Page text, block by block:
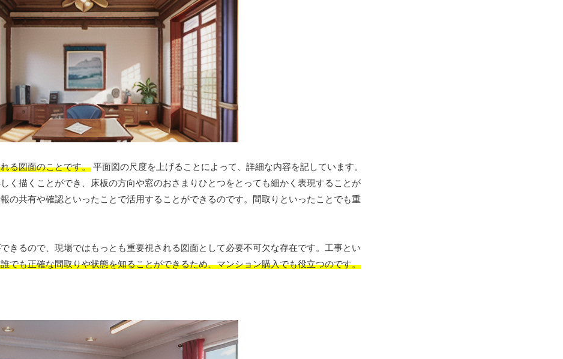
る図面のことです。 平面図の尺度を上げることによって、詳細な内容を記しています。
く描くことができ、床板の方向や窓のおさまりひとつをとっても細かく表現することが
の共有や確認といったことで活用することができるのです。間取りといったことでも重
きるので、現場ではもっとも重要視される図面として必要不可欠な存在です。工事とい
でも正確な間取りや状態を知ることができるため、マンション購入でも役立つのです。